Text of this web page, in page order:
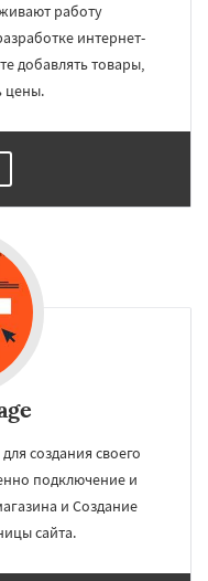
работу
интернет-
добавлять товары,
цены.
создания своего
подключение и
и Создание
сайта.